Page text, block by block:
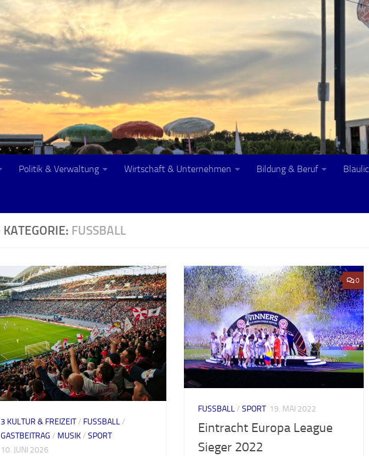
Politik & Verwaltung Wirtschaft & Unternehmen Bildung & Beruf
KATEGORIE: FUSSBALL
3 KULTUR & FREIZEIT/ FUSSBALL /
GASTBEITRAG / MUSIK/ SPORT
10. JUNI 2026
0
FUSSBALL / SPORT 19. MAI 2022
Eintracht Europa League
Sieger 2022